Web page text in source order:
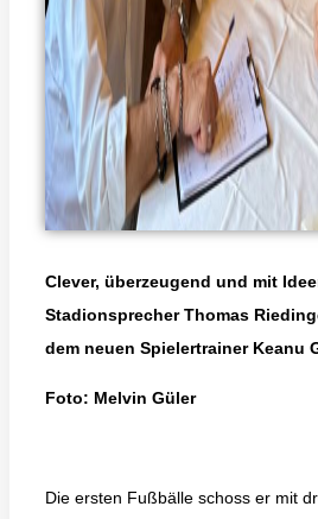
Clever, überzeugend und mit
Stadionsprecher Thomas
dem neuen Spielertrainer Keanu
Foto: Melvin Güler
Die ersten Fußbälle schoss er mit